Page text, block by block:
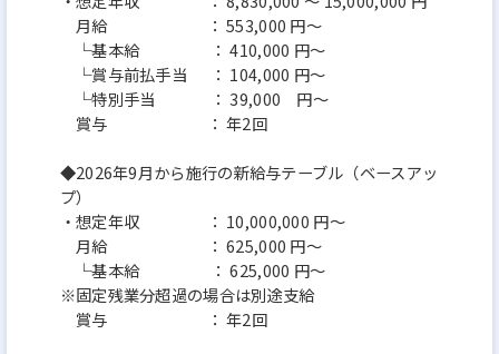
月給 ： 553,000 円～
└基本給 ： 410,000 円～
└賞与前払手当 ： 104,000 円～
└特別手当 ： 39,000 円～
賞与 ： 年2回
◆2026年9月から施行の新給与テーブル（ベースアッ
プ）
・想定年収 ： 10,000,000 円～
月給 ： 625,000 円～
└基本給 ： 625,000 円～
※固定残業分超過の場合は別途支給
賞与 ： 年2回